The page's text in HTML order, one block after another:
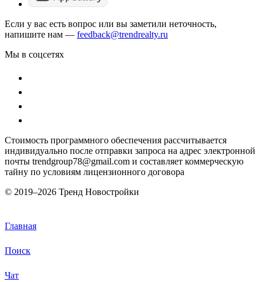
Если у вас есть вопрос или вы заметили неточность,
напишите нам — feedback@trendrealty.ru
Мы в соцсетях
Стоимость программного обеспечения рассчитывается
индивидуально после отправки запроса на адрес электронной
почты trendgroup78@gmail.com и составляет коммерческую
тайну по условиям лицензионного договора
© 2019–2026 Тренд Новостройки
Главная
Поиск
Чат